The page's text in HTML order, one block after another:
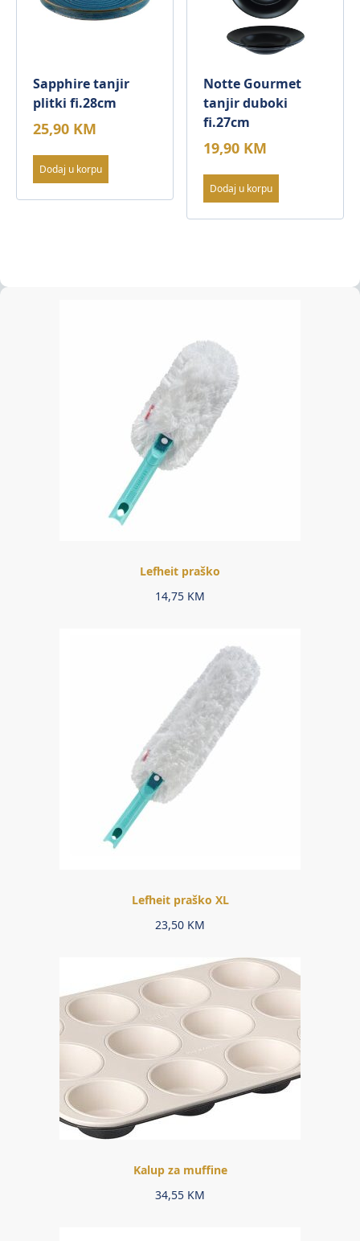
Sapphire tanjir
plitki fi.28cm
25,90 KM
Dodaj u korpu
Notte Gourmet
tanjir duboki
fi.27cm
19,90 KM
Dodaj u korpu
Lefheit praško
14,75 KM
Lefheit praško XL
23,50 KM
Kalup za muffine
34,55 KM